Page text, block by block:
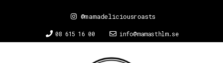
08 615 16 00 info@mamasthlm.se
@mamadeliciousroasts